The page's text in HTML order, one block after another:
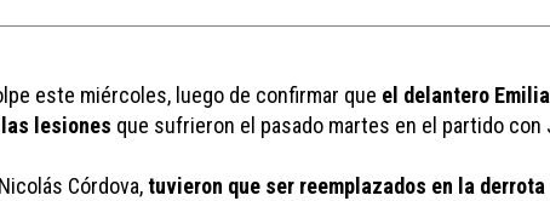
este miércoles, luego de confirmar que el delantero
lesiones que sufrieron el pasado martes en el partido con
Córdova, tuvieron que ser reemplazados en la